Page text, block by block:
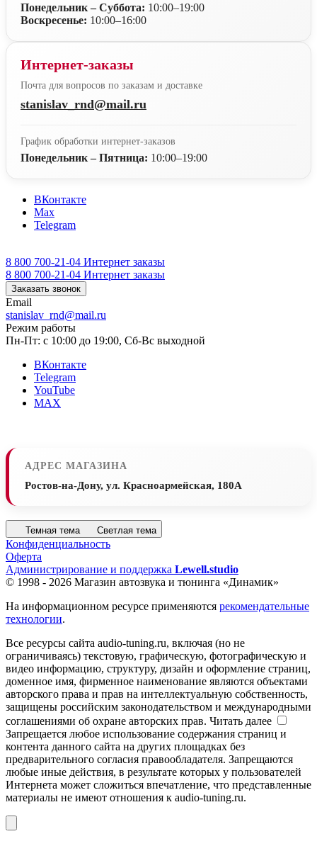
Понедельник – Суббота: 10:00–19:00
Воскресенье: 10:00–16:00
Интернет-заказы
Почта для вопросов по заказам и доставке
stanislav_rnd@mail.ru
График обработки интернет-заказов
Понедельник – Пятница: 10:00–19:00
ВКонтакте
Max
Telegram
8 800 700-21-04 Интернет заказы
8 800 700-21-04 Интернет заказы
Заказать звонок
Email
stanislav_rnd@mail.ru
Режим работы
Пн-Пт: с 10:00 до 19:00, Сб-Вс выходной
ВКонтакте
Telegram
YouTube
MAX
АДРЕС МАГАЗИНА
Ростов-на-Дону, ул. Красноармейская, 180А
Темная тема Светлая тема
Конфиденциальность
Оферта
Администрирование и поддержка Lewell.studio
© 1998 - 2026 Магазин автозвука и тюнинга «Динамик»
На информационном ресурсе применяются рекомендательные
технологии.
Все ресурсы сайта audio-tuning.ru, включая (но не
ограничиваясь) текстовую, графическую, фотографическую и
видео информацию, структуру, дизайн и оформление страниц,
доменное имя, фирменное наименование являются объектами
авторского права и прав на интеллектуальную собственность,
защищены российским законодательством и международными
соглашениями об охране авторских прав. Читать далее
Запрещается любое использование содержания страниц и
контента данного сайта на других площадках без
предварительного согласия правообладателя. Запрещаются
любые иные действия, в результате которых у пользователей
Интернета может сложиться впечатление, что представленные
материалы не имеют отношения к audio-tuning.ru.